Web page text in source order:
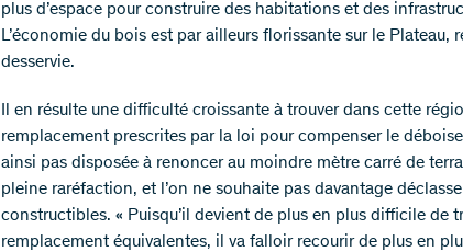
plus d’espace pour construire des habitations et des
L’économie du bois est par ailleurs florissante sur le Plateau,
desservie.
Il en résulte une difficulté croissante à trouver dans cette
remplacement prescrites par la loi pour compenser le
ainsi pas disposée à renoncer au moindre mètre carré de
pleine raréfaction, et l’on ne souhaite pas davantage
constructibles. « Puisqu’il devient de plus en plus difficile de
remplacement équivalentes, il va falloir recourir de plus en